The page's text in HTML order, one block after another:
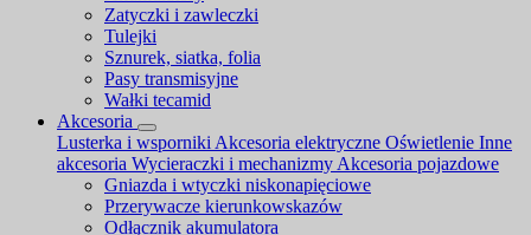
Zatyczki i zawleczki
Tulejki
Sznurek, siatka, folia
Pasy transmisyjne
Wałki tecamid
Akcesoria
Lusterka i wsporniki Akcesoria elektryczne Oświetlenie Inne
akcesoria Wycieraczki i mechanizmy Akcesoria pojazdowe
Gniazda i wtyczki niskonapięciowe
Przerywacze kierunkowskazów
Odłącznik akumulatora